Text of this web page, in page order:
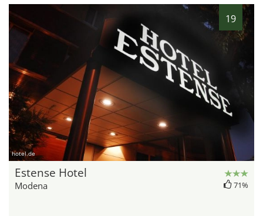
19
hotel.de
Estense Hotel
Modena 71%